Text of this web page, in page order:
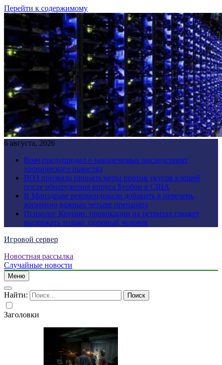
Перейти к содержимому
6 августа, 2026
Врач предупредил о неизлечимых последствиях
хронического пьянства
ВОЗ призвала принять меры против укусов клещей
после обнаружения вируса Бурбон в США
В Минздраве рекомендовали добавить в перечень
жизненно важных четыре препарата
Психолог Крупин: провокации на ретритах сможет
выдержать только здоровый человек
Игровой сервер
Новостная рассылка
Случайные новости
Меню
Найти:
Заголовки